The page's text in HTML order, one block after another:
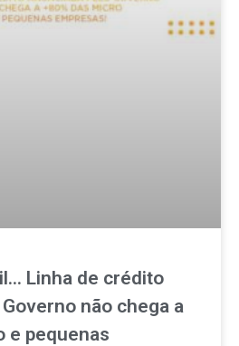
Linha de crédito
não chega a
e pequenas